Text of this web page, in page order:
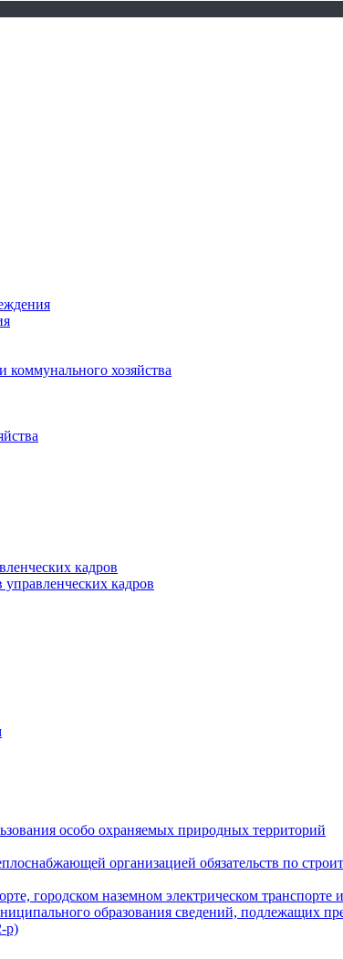
хозяйства
кадров
кадров
особо охраняемых природных территорий
организацией обязательств по
городском наземном электрическом транспорте
образования сведений, подлежащих
р)